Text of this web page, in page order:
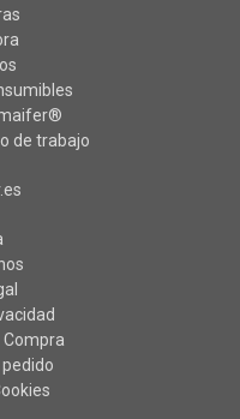
de trabajo
Compra